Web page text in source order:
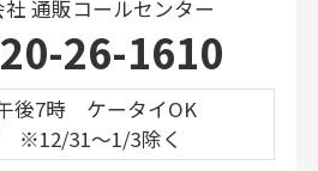
通販コールセンター
26-1610
後7時 ケータイOK
※12/31～1/3除く